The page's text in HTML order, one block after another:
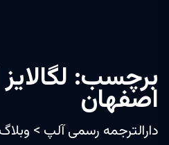
برچسب:
اصفهان
دارالترجمه رسمی آلپ > وبلاگ